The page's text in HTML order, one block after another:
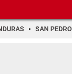
SAN PEDRO